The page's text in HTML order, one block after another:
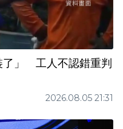
了」 工人不認錯重判
2026.08.05 21:31